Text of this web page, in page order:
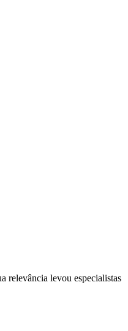
relevância levou especialistas